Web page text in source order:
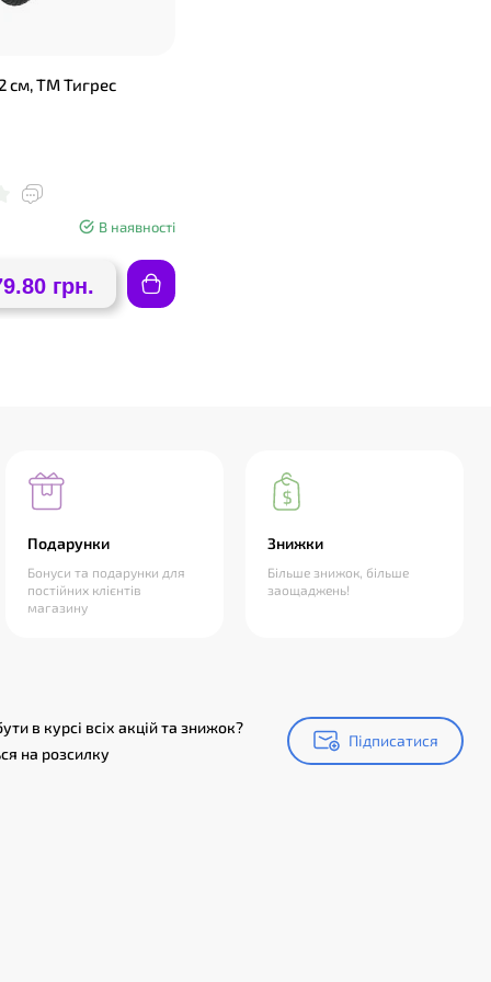
см, ТМ Тигрес
В наявності
грн.
Подарунки
Бонуси та подарунки для
постійних клієнтів
магазину
Знижки
Більше знижок, більше
заощаджень!
в курсі всіх акцій та знижок?
на розсилку
Підписатися
Підписатися